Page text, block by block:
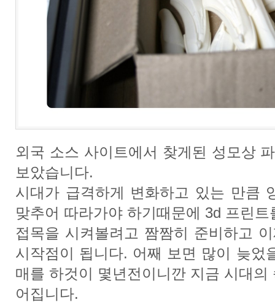
외국 소스 사이트에서 찾게된 성모상
보았습니다.
시대가 급격하게 변화하고 있는 만큼
맞추어 따라가야 하기때문에 3d 프린트
접목을 시켜볼려고 짬짬히 준비하고
시작점이 됩니다. 어째 보면 많이 늦었
매를 하것이 몇년전이니깐 지금 시대
어집니다.